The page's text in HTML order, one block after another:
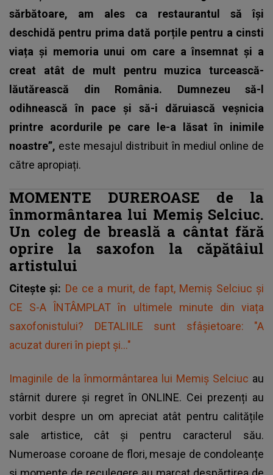
sărbătoare, am ales ca restaurantul să își
deschidă pentru prima dată porțile pentru a cinsti
viața și memoria unui om care a însemnat și a
creat atât de mult pentru muzica turcească-
lăutărească din România. Dumnezeu să-l
odihnească în pace și să-i dăruiască veșnicia
printre acordurile pe care le-a lăsat în inimile
noastre”, este mesajul distribuit în mediul online de
către apropiați.
MOMENTE DUREROASE de la
înmormântarea lui Memiș Selciuc.
Un coleg de breaslă a cântat fără
oprire la saxofon la căpătâiul
artistului
Citește și: De ce a murit, de fapt, Memiș Selciuc și
CE S-A ÎNTÂMPLAT în ultimele minute din viața
saxofonistului? DETALIILE sunt sfâșietoare: "A
acuzat dureri în piept și..."
Imaginile de la înmormântarea lui Memiș Selciuc au
stârnit durere și regret în ONLINE. Cei prezenți au
vorbit despre un om apreciat atât pentru calitățile
sale artistice, cât și pentru caracterul său.
Numeroase coroane de flori, mesaje de condoleanțe